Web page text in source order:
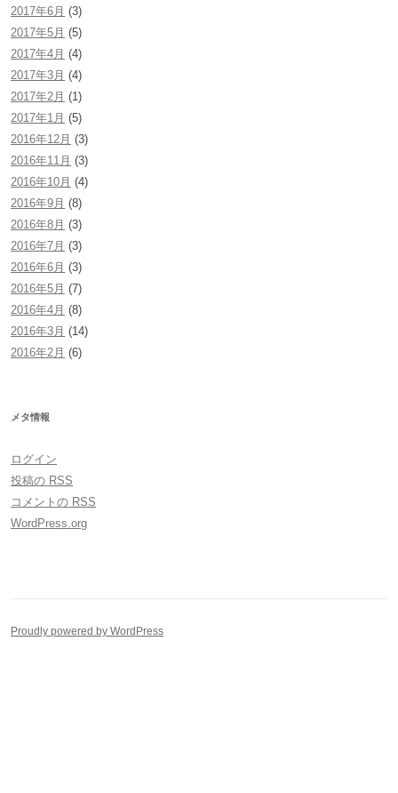
2017年6月 (3)
2017年5月 (5)
2017年4月 (4)
2017年3月 (4)
2017年2月 (1)
2017年1月 (5)
2016年12月 (3)
2016年11月 (3)
2016年10月 (4)
2016年9月 (8)
2016年8月 (3)
2016年7月 (3)
2016年6月 (3)
2016年5月 (7)
2016年4月 (8)
2016年3月 (14)
2016年2月 (6)
メタ情報
ログイン
投稿の RSS
コメントの RSS
WordPress.org
Proudly powered by WordPress